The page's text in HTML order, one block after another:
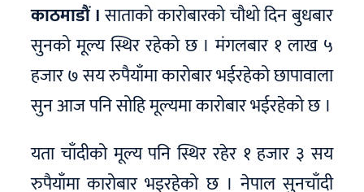
काठमाडौं ।साताको कारोबारको चौथो दिन बुधबार
सुनको मूल्य स्थिर रहेको छ । मंगलबार १ लाख ५
हजार ७ सय रुपैयाँमा कारोबार भईरहेको छापावाला
सुन आज पनि सोहि मूल्यमा कारोबार भईरहेको छ ।
यता चाँदीको मूल्य पनि स्थिर रहेर १ हजार ३ सय
रुपैयाँमा कारोबार भइरहेको छ । नेपाल सुनचाँदी